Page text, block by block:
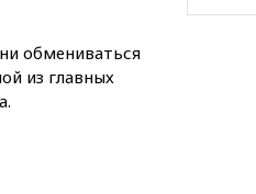
01:00
обмениваться
из главных